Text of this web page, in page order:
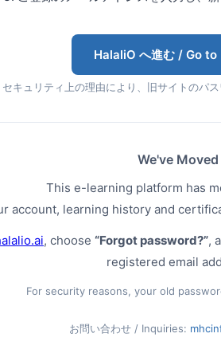
HalaliO へ進む / Go to
セキュリティ上の理由により、旧サイトのパス
We've Moved
This e-learning platform has
account, learning history and
, choose “Forgot password?”,
registered email
For security reasons, your old
お問い合わせ / Inquiries: